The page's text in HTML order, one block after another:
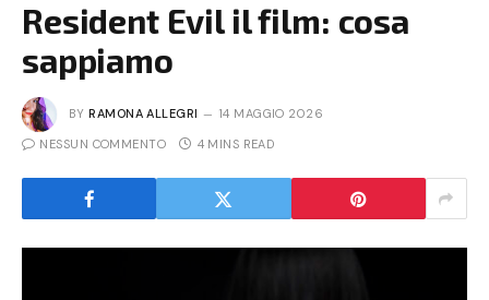
Resident Evil il film: cosa
sappiamo
BY RAMONA ALLEGRI 14 MAGGIO 2026
NESSUN COMMENTO 4 MINS READ